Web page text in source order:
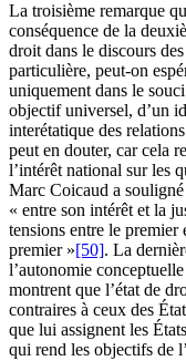
La troisième remarque
conséquence de la
droit dans le discours
particulière, peut-on
uniquement dans le
objectif universel, d’un
interétatique des
peut en douter, car cela
l’intérêt national sur les
Marc Coicaud a
« entre son intérêt et la
tensions entre le
premier »[50]. La
l’autonomie
montrent que l’état de
contraires à ceux des
que lui assignent les
qui rend les objectifs de